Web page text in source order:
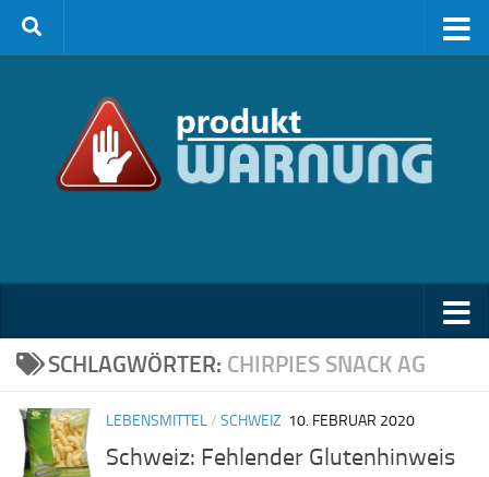
Zum Inhalt springen
SCHLAGWÖRTER: CHIRPIES SNACK AG
LEBENSMITTEL/ SCHWEIZ 10. FEBRUAR 2020
Schweiz: Fehlender Glutenhinweis